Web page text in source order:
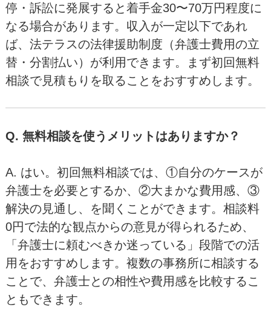
停・訴訟に発展すると着手金30〜70万円程度に
なる場合があります。収入が一定以下であれ
ば、法テラスの法律援助制度（弁護士費用の立
替・分割払い）が利用できます。まず初回無料
相談で見積もりを取ることをおすすめします。
Q. 無料相談を使うメリットはありますか？
A. はい。初回無料相談では、①自分のケースが
弁護士を必要とするか、②大まかな費用感、③
解決の見通し、を聞くことができます。相談料
0円で法的な観点からの意見が得られるため、
「弁護士に頼むべきか迷っている」段階での活
用をおすすめします。複数の事務所に相談する
ことで、弁護士との相性や費用感を比較するこ
ともできます。